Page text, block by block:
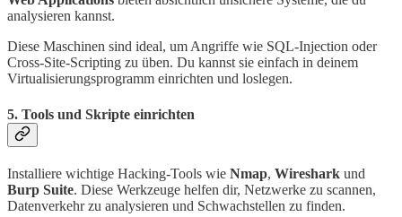
analysieren kannst.
Diese Maschinen sind ideal, um Angriffe wie SQL-Injection oder
Cross-Site-Scripting zu üben. Du kannst sie einfach in deinem
Virtualisierungsprogramm einrichten und loslegen.
5. Tools und Skripte einrichten
Installiere wichtige Hacking-Tools wie Nmap, Wireshark und
Burp Suite. Diese Werkzeuge helfen dir, Netzwerke zu scannen,
Datenverkehr zu analysieren und Schwachstellen zu finden.